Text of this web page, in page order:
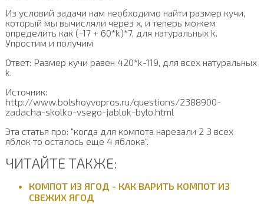
Из условий задачи нам необходимо найти размер кучи,
который мы вычисляли через x, и теперь можем
определить как (-17 + 60*k)*7, для натуральных k.
Упростим и получим
Ответ: Размер кучи равен 420*k-119, для всех натуральных
k.
Источник:
http://www.bolshoyvopros.ru/questions/2388900-
zadacha-skolko-vsego-jablok-bylo.html
Эта статья про: "когда для компота нарезали 2 3 всех
яблок то осталось еще 4 яблока".
ЧИТАЙТЕ ТАКЖЕ:
КОМПОТ ИЗ ЯГОД - КАК ВАРИТЬ КОМПОТ ИЗ
СВЕЖИХ ЯГОД